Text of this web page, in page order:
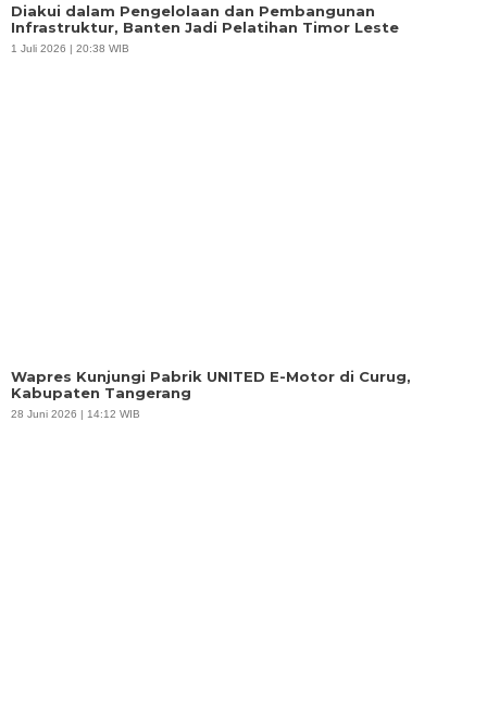
Diakui dalam Pengelolaan dan Pembangunan
Infrastruktur, Banten Jadi Pelatihan Timor Leste
1 Juli 2026 | 20:38 WIB
Wapres Kunjungi Pabrik UNITED E-Motor di Curug,
Kabupaten Tangerang
28 Juni 2026 | 14:12 WIB